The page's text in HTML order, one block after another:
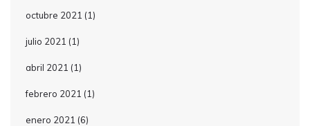
octubre 2021 (1)
julio 2021 (1)
abril 2021 (1)
febrero 2021 (1)
enero 2021 (6)